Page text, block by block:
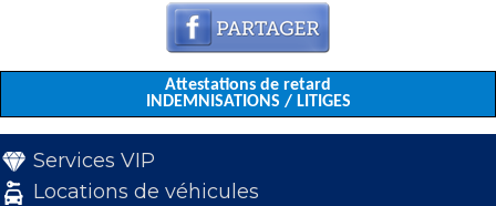
Attestations de retard
INDEMNISATIONS / LITIGES
Services VIP
Locations de véhicules